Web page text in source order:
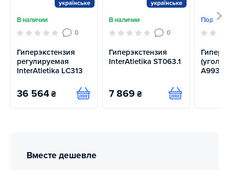
В наличии
0
Гиперэкстензия
регулируемая
InterAtletika LC313
36 564 ₴ Купить
В наличии
0
Гиперэкстензия
InterAtletika ST063.1
7 869 ₴ Купить
Под
(угол
A993
Вместе дешевле